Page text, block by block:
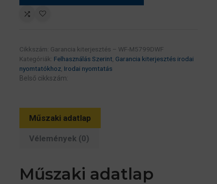
Cikkszám: Garancia kiterjesztés – WF-M5799DWF
Kategóriák: Felhasználás Szerint, Garancia kiterjesztés irodai
nyomtatókhoz, Irodai nyomtatás
Belső cikkszám:
Műszaki adatlap
Vélemények (0)
Műszaki adatlap